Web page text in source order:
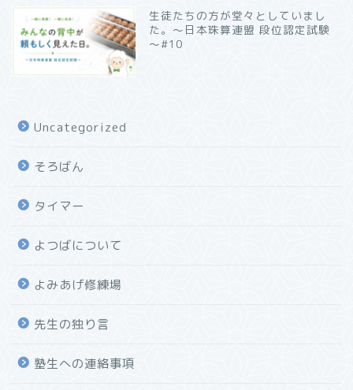
生徒たちの方が堂々としていまし
た。～日本珠算連盟 段位認定試験
～#10
Uncategorized
そろばん
タイマー
よつばについて
よみあげ修練場
先生の独り言
塾生への連絡事項